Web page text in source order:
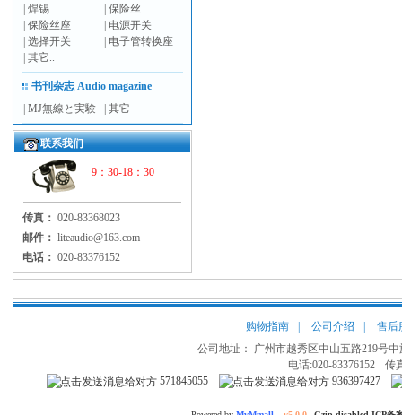
|焊锡 |保险丝
|保险丝座
电源开关
|选择开关
电子管转换座
|其它..
书刊杂志 Audio magazine
|MJ無線と実験 |其它
联系我们
9：30-18：30
传真： 020-83368023
邮件： liteaudio@163.com
电话： 020-83376152
购物指南 公司介绍
售后
公司地址： 广州市越秀区中山五路219号
电话:020-83376152
传
571845055
936397427